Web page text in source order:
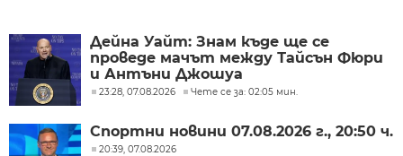
Дейна Уайт: Знам къде ще се
проведе мачът между Тайсън Фюри
и Антъни Джошуа
23:28, 07.08.2026 Чете се за: 02:05 мин.
Спортни новини 07.08.2026 г., 20:50 ч.
20:39, 07.08.2026